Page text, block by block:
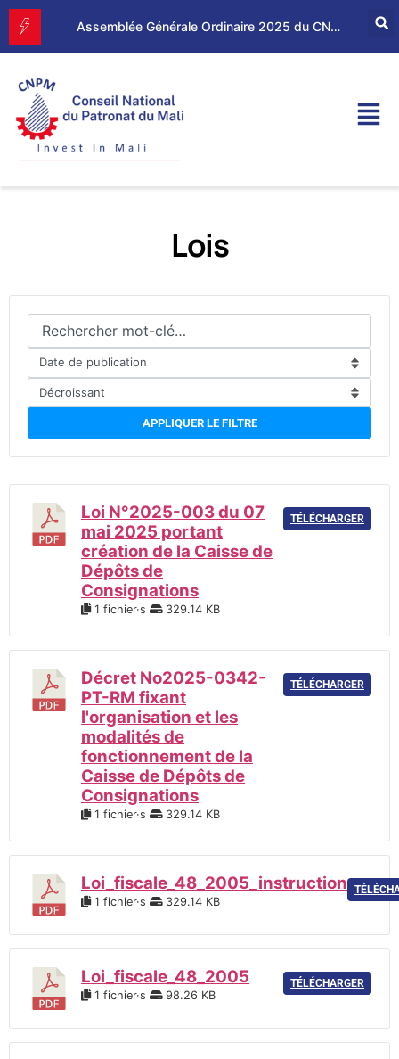
Assemblée Générale Ordinaire 2025 du CNPM
Lois
APPLIQUER LE FILTRE
Loi N°2025-003 du 07
mai 2025 portant
création de la Caisse de
Dépôts de
Consignations
1 fichier·s 329.14 KB
TÉLÉCHARGER
Décret No2025-0342-
PT-RM fixant
l'organisation et les
modalités de
fonctionnement de la
Caisse de Dépôts de
Consignations
1 fichier·s 329.14 KB
TÉLÉCHARGER
Loi_fiscale_48_2005_instruction
1 fichier·s 329.14 KB
Loi_fiscale_48_2005
1 fichier·s 98.26 KB
TÉLÉCHARGER